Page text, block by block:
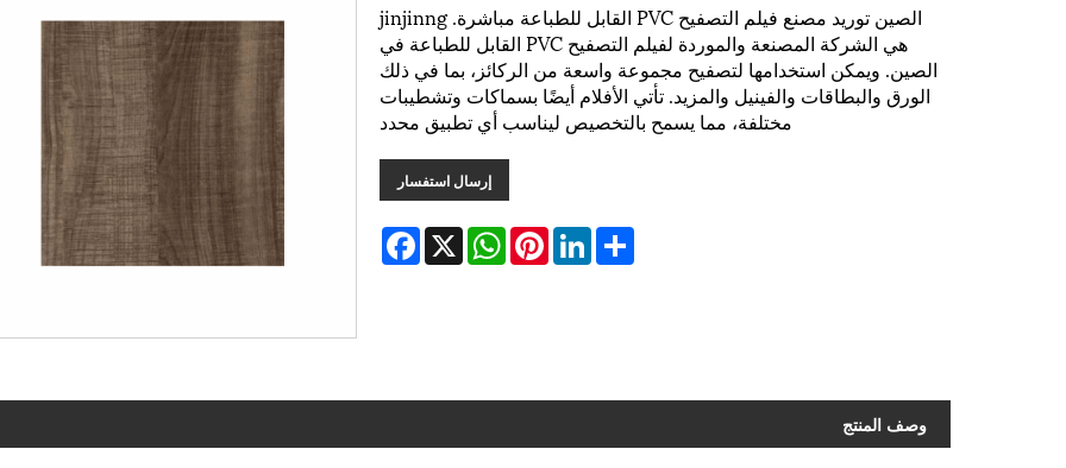
الصين توريد مصنع فيلم التصفيح PVC القابل للطباعة مباشرة. jinjinng
هي الشركة المصنعة والموردة لفيلم التصفيح PVC القابل للطباعة في
الصين. ويمكن استخدامها لتصفيح مجموعة واسعة من الركائز، بما في ذلك
الورق والبطاقات والفينيل والمزيد. تأتي الأفلام أيضًا بسماكات وتشطيبات
مختلفة، مما يسمح بالتخصيص ليناسب أي تطبيق محدد
إرسال استفسار
Facebook X
WhatsAppPinterestLinkedInShare
وصف المنتج